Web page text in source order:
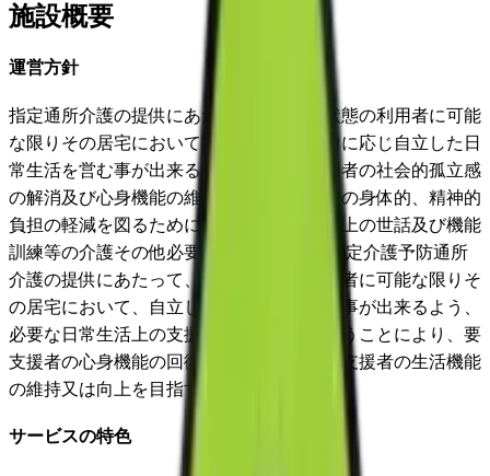
施設概要
運営方針
指定通所介護の提供にあたって、要介護状態の利用者に可能
な限りその居宅において、その有する能力に応じ自立した日
常生活を営む事が出来るよう、さらに利用者の社会的孤立感
の解消及び心身機能の維持並びにその家族の身体的、精神的
負担の軽減を図るために、必要な日常生活上の世話及び機能
訓練等の介護その他必要な援助を行う。 指定介護予防通所
介護の提供にあたって、要支援状態の利用者に可能な限りそ
の居宅において、自立した日常生活を営む事が出来るよう、
必要な日常生活上の支援及び機能訓練を行うことにより、要
支援者の心身機能の回復を図り、もって要支援者の生活機能
の維持又は向上を目指すものとする。
サービスの特色